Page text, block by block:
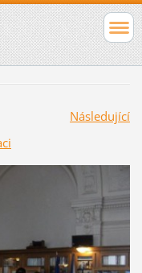
Následující